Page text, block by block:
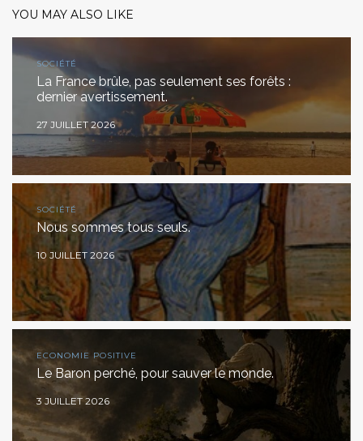
YOU MAY ALSO LIKE
SOCIÉTÉ
La France brûle, pas seulement ses forêts :
dernier avertissement.
27 JUILLET 2026
SOCIÉTÉ
Nous sommes tous seuls.
10 JUILLET 2026
ECONOMIE POSITIVE
Le Baron perché, pour sauver le monde.
3 JUILLET 2026